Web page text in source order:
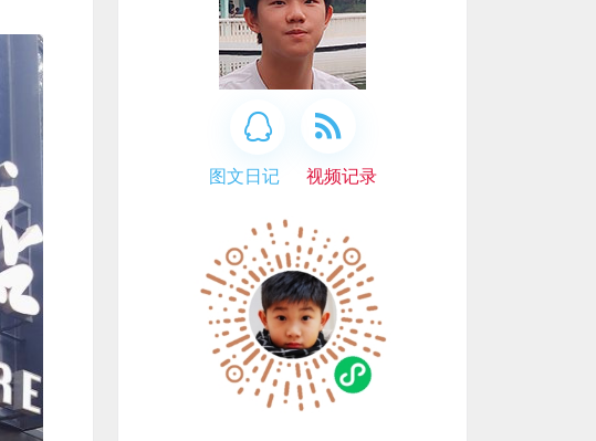
图文日记 视频记录